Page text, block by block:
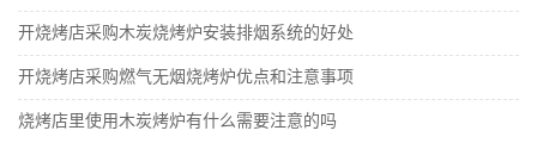
开烧烤店采购木炭烧烤炉安装排烟系统的好处
开烧烤店采购燃气无烟烧烤炉优点和注意事项
烧烤店里使用木炭烤炉有什么需要注意的吗